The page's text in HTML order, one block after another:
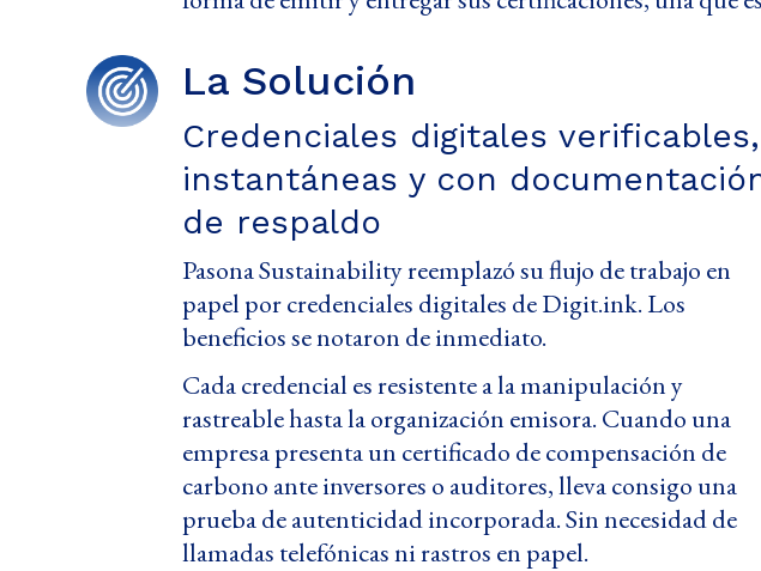
La Solución
Credenciales digitales verificables,
instantáneas y con
de respaldo
Pasona Sustainability reemplazó su flujo de trabajo en
papel por credenciales digitales de Digit.ink. Los
beneficios se notaron de inmediato.
Cada credencial es resistente a la manipulación y
rastreable hasta la organización emisora. Cuando una
empresa presenta un certificado de compensación de
carbono ante inversores o auditores, lleva consigo una
prueba de autenticidad incorporada. Sin necesidad de
llamadas telefónicas ni rastros en papel.